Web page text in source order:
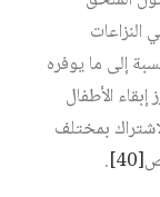
النزاعات
بالنسبة إلى ما يوفره
الأطفال
بمختلف
[40]
.